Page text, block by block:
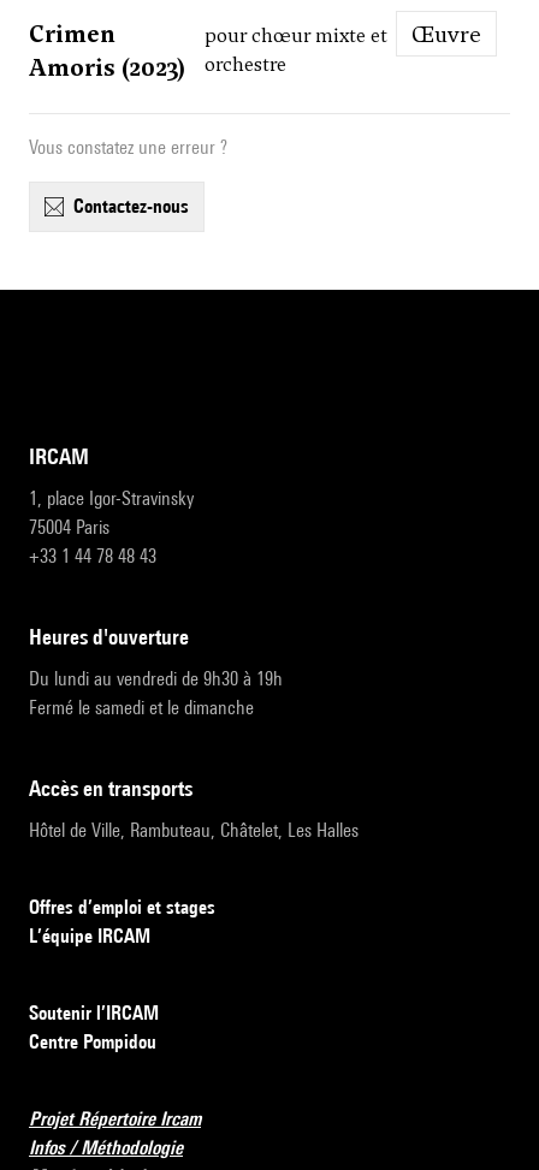
Crimen
Amoris (2023)
pour chœur mixte et
orchestre
Œuvre
Vous constatez une erreur ?
contactez-nous
IRCAM
1, place Igor-Stravinsky
75004 Paris
+33 1 44 78 48 43
heures d'ouverture
Du lundi au vendredi de 9h30 à 19h
Fermé le samedi et le dimanche
accès en transports
Hôtel de Ville, Rambuteau, Châtelet, Les Halles
Offres d’emploi et stages
L’équipe IRCAM
Soutenir l’IRCAM
Centre Pompidou
Projet Répertoire Ircam
Infos / Méthodologie